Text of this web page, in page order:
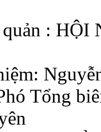
Huỳnh
lượt tải:59
quản :
Tổng